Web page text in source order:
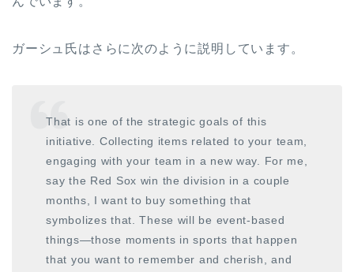
ガーシュ氏はさらに次のように説明しています。
That is one of the strategic goals of this
initiative. Collecting items related to your team,
engaging with your team in a new way. For me,
say the Red Sox win the division in a couple
months, I want to buy something that
symbolizes that. These will be event-based
things—those moments in sports that happen
that you want to remember and cherish, and